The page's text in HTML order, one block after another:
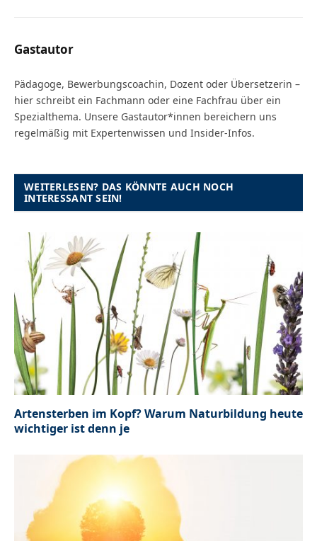
Gastautor
Pädagoge, Bewerbungscoachin, Dozent oder Übersetzerin –
hier schreibt ein Fachmann oder eine Fachfrau über ein
Spezialthema. Unsere Gastautor*innen bereichern uns
regelmäßig mit Expertenwissen und Insider-Infos.
WEITERLESEN? DAS KÖNNTE AUCH NOCH
INTERESSANT SEIN!
Artensterben im Kopf? Warum Naturbildung heute
wichtiger ist denn je